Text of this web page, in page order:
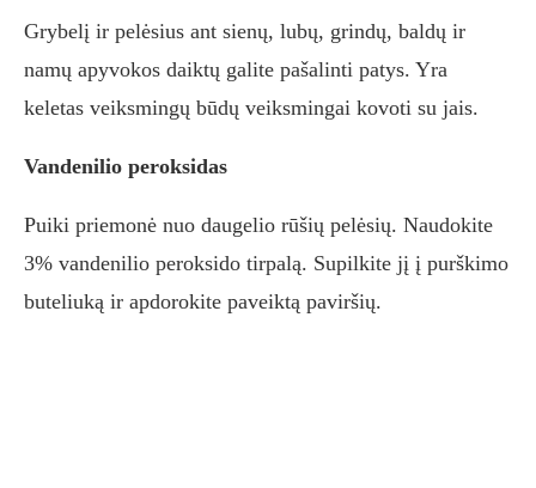
Grybelį ir pelėsius ant sienų, lubų, grindų, baldų ir
namų apyvokos daiktų galite pašalinti patys. Yra
keletas veiksmingų būdų veiksmingai kovoti su jais.
Vandenilio peroksidas
Puiki priemonė nuo daugelio rūšių pelėsių. Naudokite
3% vandenilio peroksido tirpalą. Supilkite jį į purškimo
buteliuką ir apdorokite paveiktą paviršių.